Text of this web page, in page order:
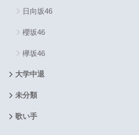
日向坂46
櫻坂46
欅坂46
大学中退
未分類
歌い手